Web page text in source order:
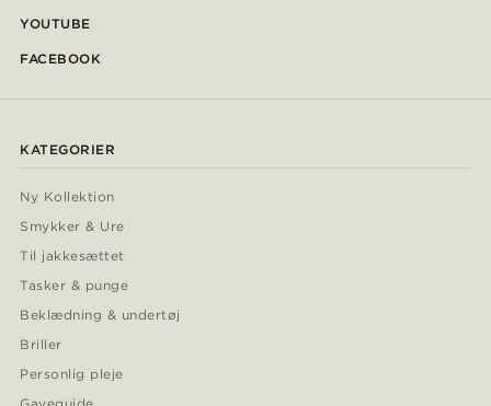
YOUTUBE
FACEBOOK
KATEGORIER
Ny Kollektion
Smykker & Ure
Til jakkesættet
Tasker & punge
Beklædning & undertøj
Briller
Personlig pleje